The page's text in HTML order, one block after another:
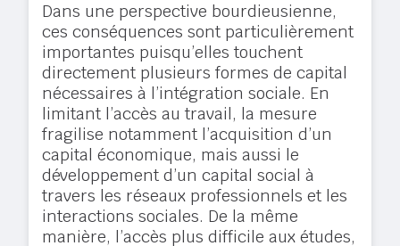
Dans une perspective bourdieusienne,
ces conséquences sont particulièrement
importantes puisqu’elles touchent
directement plusieurs formes de capital
nécessaires à l’intégration sociale. En
limitant l’accès au travail, la mesure
fragilise notamment l’acquisition d’un
capital économique, mais aussi le
développement d’un capital social à
travers les réseaux professionnels et les
interactions sociales. De la même
manière, l’accès plus difficile aux études,